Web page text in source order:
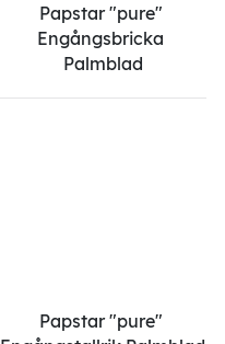
Papstar "pure"
Engångsbricka
Palmblad
Papstar "pure"